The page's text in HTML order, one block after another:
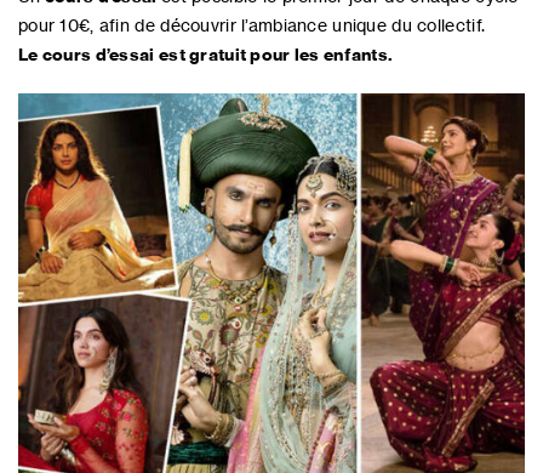
pour 10€, afin de découvrir l’ambiance unique du collectif.
Le cours d’essai est gratuit pour les enfants.